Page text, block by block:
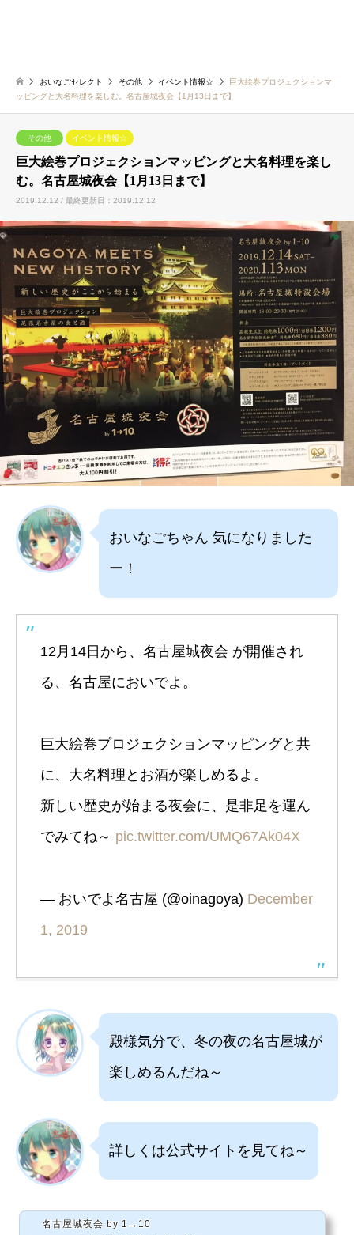
おいなごセレクト その他 イベント情報☆
巨大絵巻プロジェクションマ
ッピングと大名料理を楽しむ。名古屋城夜会【1月13日まで】
その他 イベント情報☆
巨大絵巻プロジェクションマッピングと大名料理を楽し
む。名古屋城夜会【1月13日まで】
2019.12.12 / 最終更新日：2019.12.12
おいなごちゃん 気になりました
ー！
12月14日から、名古屋城夜会 が開催され
る、名古屋においでよ。
巨大絵巻プロジェクションマッピングと共
に、大名料理とお酒が楽しめるよ。
新しい歴史が始まる夜会に、是非足を運ん
でみてね～ pic.twitter.com/UMQ67Ak04X
— おいでよ名古屋 (@oinagoya) December
1, 2019
殿様気分で、冬の夜の名古屋城が
楽しめるんだね～
詳しくは公式サイトを見てね～
名古屋城夜会 by 1→10